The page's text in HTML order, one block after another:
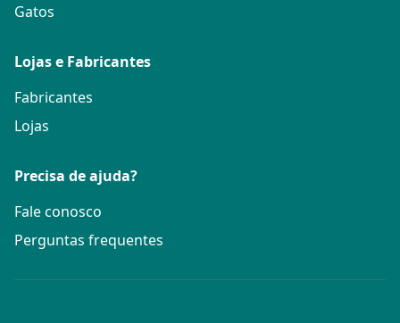
Gatos
Lojas e Fabricantes
Fabricantes
Lojas
Precisa de ajuda?
Fale conosco
Perguntas frequentes